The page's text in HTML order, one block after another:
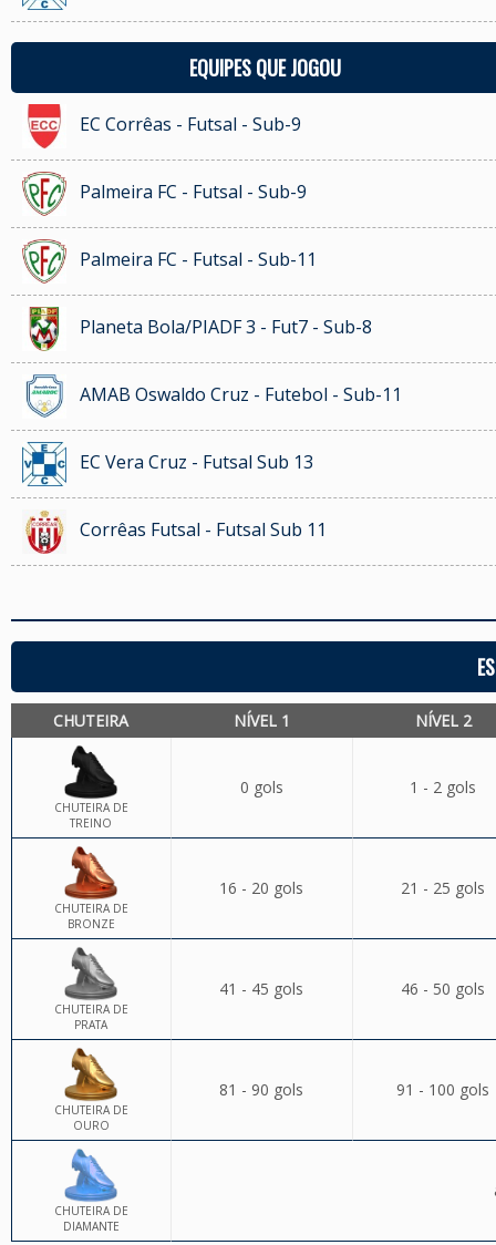
EQUIPES QUE JOGOU
EC Corrêas - Futsal - Sub-9
Palmeira FC - Futsal - Sub-9
Palmeira FC - Futsal - Sub-11
Planeta Bola/PIADF 3 - Fut7 - Sub-8
AMAB Oswaldo Cruz - Futebol - Sub-11
EC Vera Cruz - Futsal Sub 13
Corrêas Futsal - Futsal Sub 11
CHUTEIRA NÍVEL 1 NÍVEL 2
CHUTEIRA DE
TREINO
0 gols 1 - 2 gols
CHUTEIRA DE
BRONZE
16 - 20 gols 21 - 25 gols
CHUTEIRA DE
PRATA
41 - 45 gols 46 - 50 gols
CHUTEIRA DE
OURO
81 - 90 gols 91 - 100 gols
CHUTEIRA DE
DIAMANTE